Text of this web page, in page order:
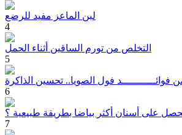
لبن الماعز مفيد للرضع
4
التخلص من تورم الساقين أثناء الحمل
5
فوائـــــــــــد فول الصويا.. تحسين الذاكرة
6
على أسنان أكثر بياضا بطريقة طبيعية ؟
7